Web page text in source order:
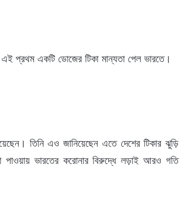
প্রথম একটি ডোজের টিকা মান্যতা পেল ভারতে।
তিনি এও জানিয়েছেন এতে দেশের টিকার ঝুড়ি
ভারতের করোনার বিরুদ্ধে লড়াই আরও গতি